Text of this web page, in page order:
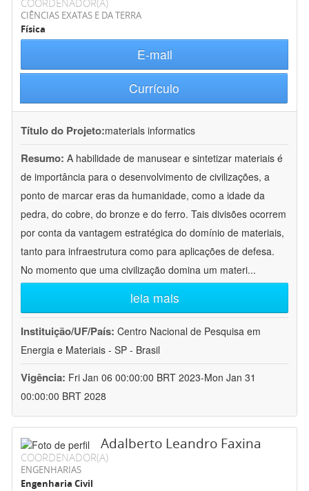
COORDENADOR(A)
CIÊNCIAS EXATAS E DA TERRA
Física
E-mail
Currículo
Título do Projeto:materials informatics
Resumo: A habilidade de manusear e sintetizar materiais é
de importância para o desenvolvimento de civilizações, a
ponto de marcar eras da humanidade, como a idade da
pedra, do cobre, do bronze e do ferro. Tais divisões ocorrem
por conta da vantagem estratégica do domínio de materiais,
tanto para infraestrutura como para aplicações de defesa.
No momento que uma civilização domina um materi...
leia mais
Instituição/UF/País: Centro Nacional de Pesquisa em
Energia e Materiais - SP - Brasil
Vigência: Fri Jan 06 00:00:00 BRT 2023-Mon Jan 31
00:00:00 BRT 2028
Adalberto Leandro Faxina
COORDENADOR(A)
ENGENHARIAS
Engenharia Civil